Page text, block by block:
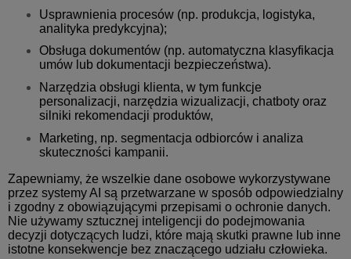
Usprawnienia procesów (np. produkcja, logistyka,
analityka predykcyjna);
Obsługa dokumentów (np. automatyczna klasyfikacja
umów lub dokumentacji bezpieczeństwa).
Narzędzia obsługi klienta, w tym funkcje
personalizacji, narzędzia wizualizacji, chatboty oraz
silniki rekomendacji produktów,
Marketing, np. segmentacja odbiorców i analiza
skuteczności kampanii.
Zapewniamy, że wszelkie dane osobowe wykorzystywane
przez systemy AI są przetwarzane w sposób odpowiedzialny
i zgodny z obowiązującymi przepisami o ochronie danych.
Nie używamy sztucznej inteligencji do podejmowania
decyzji dotyczących ludzi, które mają skutki prawne lub inne
istotne konsekwencje bez znaczącego udziału człowieka.